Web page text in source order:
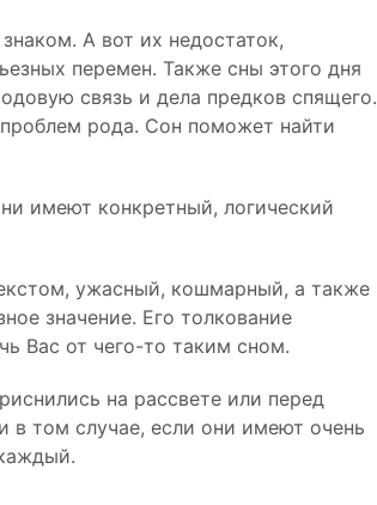
А вот их недостаток,
перемен. Также сны этого дня
связь и дела предков спящего.
рода. Сон поможет найти
имеют конкретный, логический
ужасный, кошмарный, а также
значение. Его толкование
Вас от чего-то таким сном.
на рассвете или перед
том случае, если они имеют очень